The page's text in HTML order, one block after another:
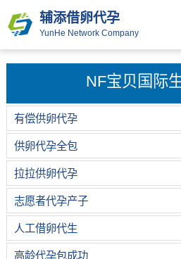
辅添借卵代孕
YunHe Network Company
NF宝贝国际
有偿供卵代孕
供卵代孕全包
拉拉供卵代孕
志愿者代孕产子
人工借卵代生
高龄代孕包成功